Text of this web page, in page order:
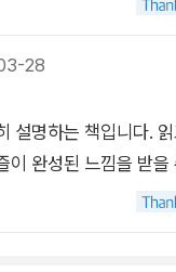
28
설명하는 책입니다.
이 완성된 느낌을 받을